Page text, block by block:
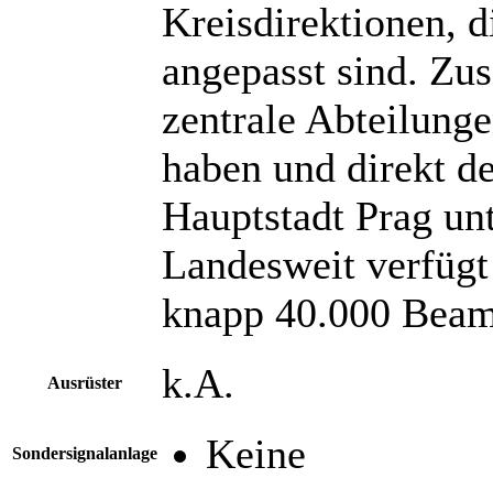
Kreisdirektionen,
angepasst sind.
zentrale
haben und direkt
Hauptstadt Prag
Landesweit
knapp 40.000
Ausrüster k.A.
Sondersignalanlage Keine